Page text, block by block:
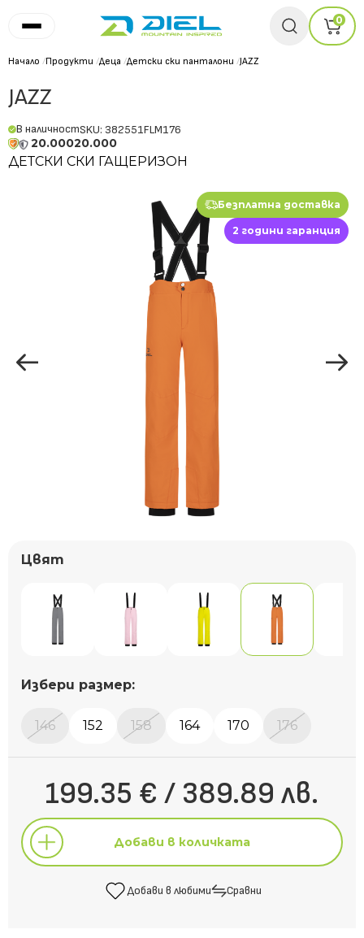
0
Начало /Продукти /Деца /Детски ски панталони /JAZZ
JAZZ
В наличностSKU: 382551FLM176
20.00020.000
ДЕТСКИ СКИ ГАЩЕРИЗОН
Безплатна доставка
2 години гаранция
Цвят
Избери размер:
146 152 158 164 170 176
199.35 € / 389.89 лв.
Добави в количката
Добави в любими Сравни